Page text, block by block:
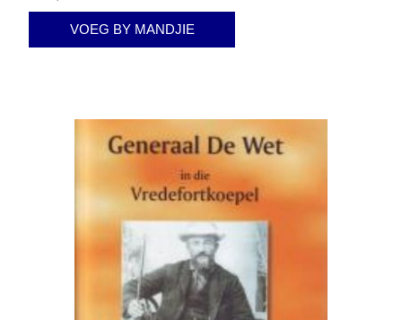
VOEG BY MANDJIE